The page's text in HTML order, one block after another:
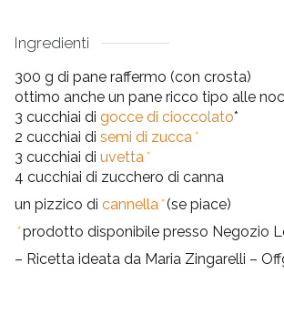
Ingredienti
300 g di pane raffermo (con crosta)
ottimo anche un pane ricco tipo alle
3 cucchiai di gocce di cioccolato*
2 cucchiai di semi di zucca*
3 cucchiai di uvetta*
4 cucchiai di zucchero di canna
un pizzico di cannella*(se piace)
*prodotto disponibile presso Negozio
– Ricetta ideata da Maria Zingarelli –